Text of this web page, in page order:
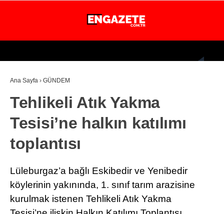
26.3
İSTANBUL
GÜNDEM
EKONOMİ
DÜNYA
MAGAZİN
SAĞLIK
TEKNOLOJİ
Ana Sayfa › GÜNDEM
Tehlikeli Atık Yakma
Tesisi’ne halkın katılımı
toplantısı
Lüleburgaz’a bağlı Eskibedir ve Yenibedir
köylerinin yakınında, 1. sınıf tarım arazisine
kurulmak istenen Tehlikeli Atık Yakma